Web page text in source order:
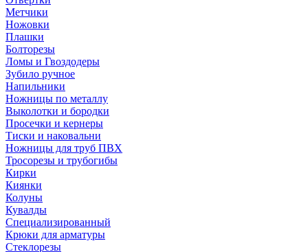
Метчики
Ножовки
Плашки
Болторезы
Ломы и Гвоздодеры
Зубило ручное
Напильники
Ножницы по металлу
Выколотки и бородки
Просечки и кернеры
Тиски и наковальни
Ножницы для труб ПВХ
Тросорезы и трубогибы
Кирки
Киянки
Колуны
Кувалды
Специализированный
Крюки для арматуры
Стеклорезы